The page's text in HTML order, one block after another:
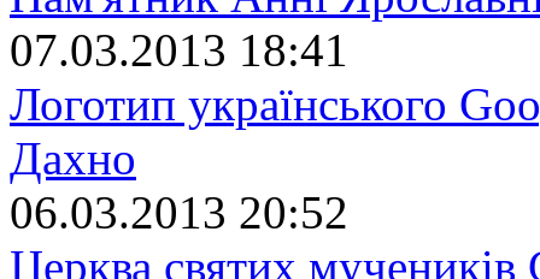
07.03.2013 18:41
Логотип українського
Дахно
06.03.2013 20:52
Церква святих мучеників